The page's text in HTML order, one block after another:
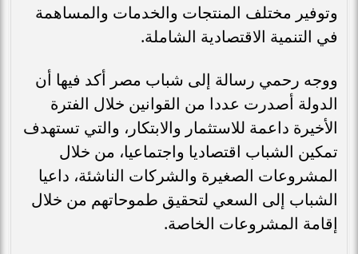
وتوفير مختلف المنتجات والخدمات والمساهمة
في التنمية الاقتصادية الشاملة.
ووجه رحمي رسالة إلى شباب مصر أكد فيها أن
الدولة أصدرت عددا من القوانين خلال الفترة
الأخيرة داعمة للاستثمار والابتكار، والتي تستهدف
تمكين الشباب اقتصاديا واجتماعيا، من خلال
المشروعات الصغيرة والشركات الناشئة، داعيا
الشباب إلى السعي لتحقيق طموحاتهم من خلال
إقامة المشروعات الخاصة.